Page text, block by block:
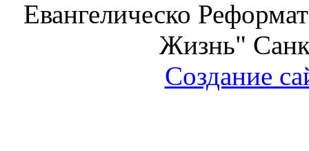
Евангелическо
Жизнь"
Создание